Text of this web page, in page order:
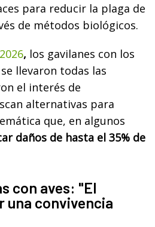
para reducir la plaga de
de métodos biológicos.
, los gavilanes con los
llevaron todas las
el interés de
alternativas para
que, en algunos
daños de hasta el 35% de
con aves: "El
una convivencia